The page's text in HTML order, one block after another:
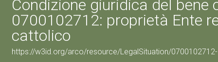
Condizione giuridica del bene
0700102712: proprietà Ente
cattolico
https://w3id.org/arco/resource/LegalSituation/